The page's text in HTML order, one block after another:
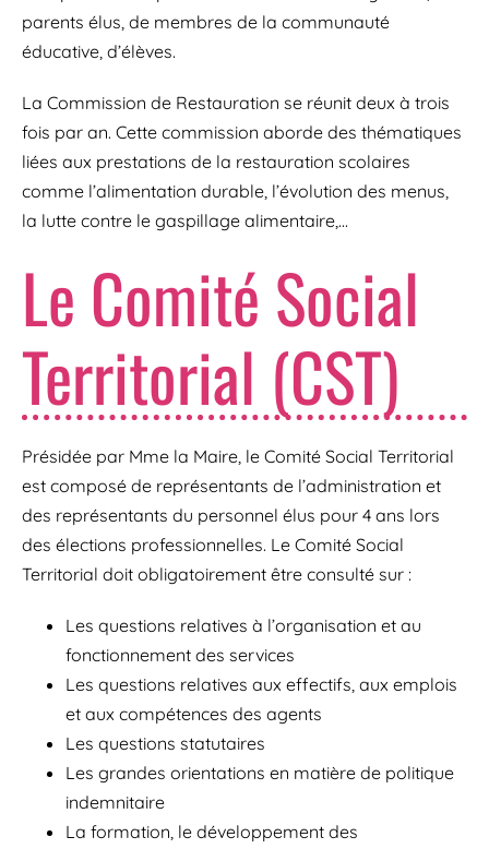
parents élus, de membres de la communauté
éducative, d’élèves.
La Commission de Restauration se réunit deux à trois
fois par an. Cette commission aborde des thématiques
liées aux prestations de la restauration scolaires
comme l’alimentation durable, l’évolution des menus,
la lutte contre le gaspillage alimentaire,…
Le Comité Social
Territorial (CST)
Présidée par Mme la Maire, le Comité Social Territorial
est composé de représentants de l’administration et
des représentants du personnel élus pour 4 ans lors
des élections professionnelles. Le Comité Social
Territorial doit obligatoirement être consulté sur :
Les questions relatives à l’organisation et au
fonctionnement des services
Les questions relatives aux effectifs, aux emplois
et aux compétences des agents
Les questions statutaires
Les grandes orientations en matière de politique
indemnitaire
La formation, le développement des